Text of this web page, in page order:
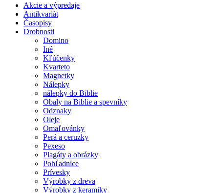
Akcie a výpredaje
Antikvariát
Časopisy
Drobnosti
Domino
Iné
Kľúčenky
Kvarteto
Magnetky
Nálepky
nálepky do Biblie
Obaly na Biblie a spevníky
Odznaky
Oleje
Omaľovánky
Perá a ceruzky
Pexeso
Plagáty a obrázky
Pohľadnice
Prívesky
Výrobky z dreva
Výrobky z keramiky